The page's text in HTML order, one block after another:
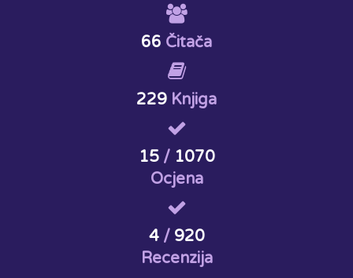
66 Čitača
229 Knjiga
15/ 1070
Ocjena
4/ 920
Recenzija